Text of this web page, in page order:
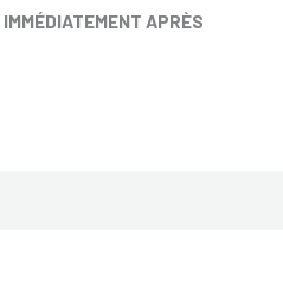
IMMÉDIATEMENT APRÈS